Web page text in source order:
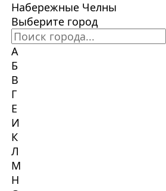
Набережные Челны
Выберите город
А
Б
В
Г
Е
И
К
Л
М
Н